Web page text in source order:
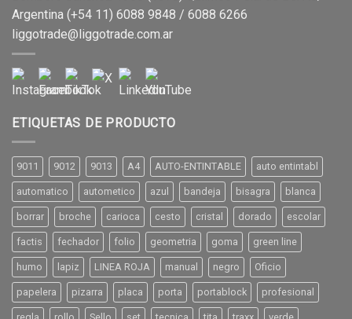
Argentina (+54 11) 6088 9848 / 6088 6266
liggotrade@liggotrade.com.ar
ETIQUETAS DE PRODUCTO
9011 9012 9013 A4 AUTO-ENTINTABLE auto entintabl
automatico autometico azul bandeja bisagra blanca
borrar broche carioca cesto cristal dorado escolar
factis fechador folio geometria goma green line
humo lapiz LINEA ROJA manual negro Oficio
papelera pizarra placa porta portablock profesional